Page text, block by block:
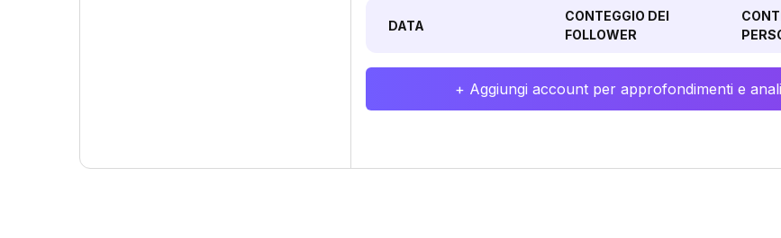
DATA
CONTEGGIO DEI
FOLLOWER
+ Aggiungi account per approfondimenti e